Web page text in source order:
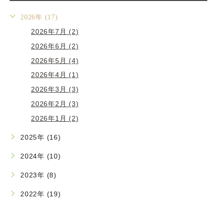
2026年 (17)
2026年7月 (2)
2026年6月 (2)
2026年5月 (4)
2026年4月 (1)
2026年3月 (3)
2026年2月 (3)
2026年1月 (2)
2025年 (16)
2024年 (10)
2023年 (8)
2022年 (19)